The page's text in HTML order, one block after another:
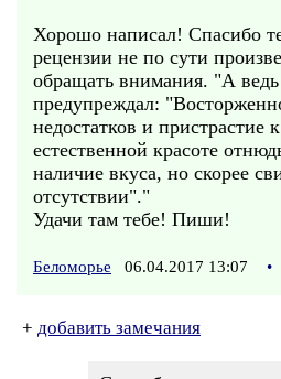
Хорошо написал! Спасибо
рецензии не по сути
обращать внимания. "А
предупреждал:
недостатков и
естественной красоте
наличие вкуса, но скорее
отсутствии"."
Удачи там тебе! Пиши!
Беломорье 06.04.2017 13:07 •
+ добавить замечания